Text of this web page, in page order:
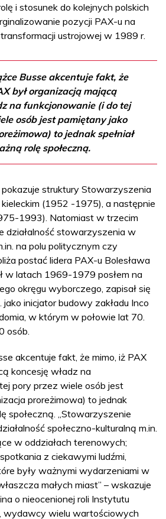
i stosunek do kolejnych polskich
pozycji PAX-u na
ustrojowej w 1989 r.
Busse akcentuje fakt, że
był organizacją mającą
na funkcjonowanie (i do tej
osób jest pamiętany jako
to jednak spełniał
rolę społeczną.
pokazuje struktury Stowarzyszenia
(1952 -1975), a następnie
1993). Natomiast w trzecim
działalność stowarzyszenia w
na polu politycznym czy
postać lidera PAX-u Bolesława
w latach 1969-1979 posłem na
okręgu wyborczego, zapisał się
jako inicjator budowy zakładu Inco
w którym w połowie lat 70.
osób.
akcentuje fakt, że mimo, iż PAX
koncesję władz na
pory przez wiele osób jest
proreżimowa) to jednak
społeczną. „Stowarzyszenie
społeczno-kulturalną m.in.
w oddziałach terenowych;
z ciekawymi ludźmi,
były ważnymi wydarzeniami w
małych miast” – wskazuje
o nieocenionej roli Instytutu
wydawcy wielu wartościowych